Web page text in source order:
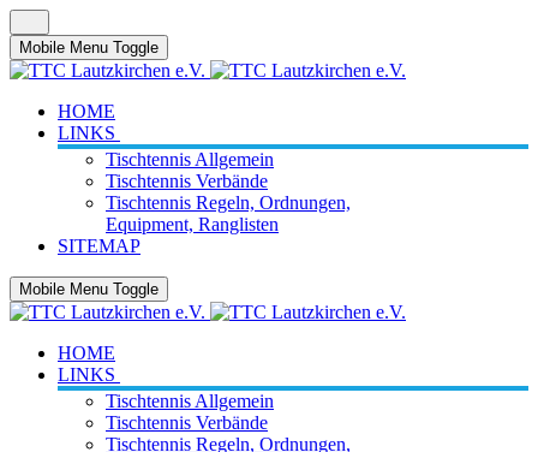
Mobile Menu Toggle
HOME
LINKS
Tischtennis Allgemein
Tischtennis Verbände
Tischtennis Regeln, Ordnungen,
Equipment, Ranglisten
SITEMAP
Mobile Menu Toggle
HOME
LINKS
Tischtennis Allgemein
Tischtennis Verbände
Tischtennis Regeln, Ordnungen,